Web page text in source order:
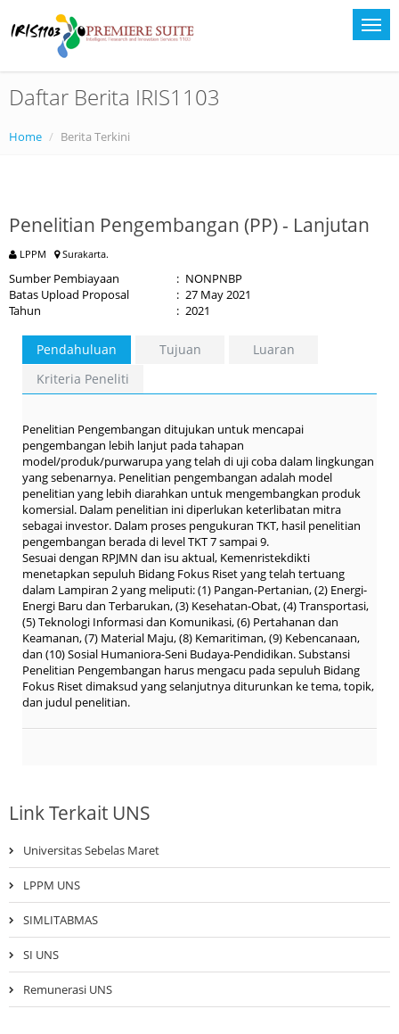
Daftar Berita IRIS1103
Home Berita Terkini
Penelitian Pengembangan (PP) - Lanjutan
LPPM Surakarta.
Sumber Pembiayaan : NONPNBP
Batas Upload Proposal
: 27 May 2021
Tahun
: 2021
Pendahuluan Tujuan
Luaran
Kriteria Peneliti
Penelitian Pengembangan ditujukan untuk mencapai
pengembangan lebih lanjut pada tahapan
model/produk/purwarupa yang telah di uji coba dalam lingkungan
yang sebenarnya. Penelitian pengembangan adalah model
penelitian yang lebih diarahkan untuk mengembangkan produk
komersial. Dalam penelitian ini diperlukan keterlibatan mitra
sebagai investor. Dalam proses pengukuran TKT, hasil penelitian
pengembangan berada di level TKT 7 sampai 9.
Sesuai dengan RPJMN dan isu aktual, Kemenristekdikti
menetapkan sepuluh Bidang Fokus Riset yang telah tertuang
dalam Lampiran 2 yang meliputi: (1) Pangan-Pertanian, (2) Energi-
Energi Baru dan Terbarukan, (3) Kesehatan-Obat, (4) Transportasi,
(5) Teknologi Informasi dan Komunikasi, (6) Pertahanan dan
Keamanan, (7) Material Maju, (8) Kemaritiman, (9) Kebencanaan,
dan (10) Sosial Humaniora-Seni Budaya-Pendidikan. Substansi
Penelitian Pengembangan harus mengacu pada sepuluh Bidang
Fokus Riset dimaksud yang selanjutnya diturunkan ke tema, topik,
dan judul penelitian.
Link Terkait UNS
Universitas Sebelas Maret
LPPM UNS
SIMLITABMAS
SI UNS
Remunerasi UNS